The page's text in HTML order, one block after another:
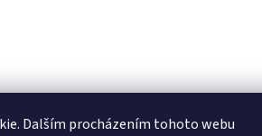
Dalším procházením tohoto webu